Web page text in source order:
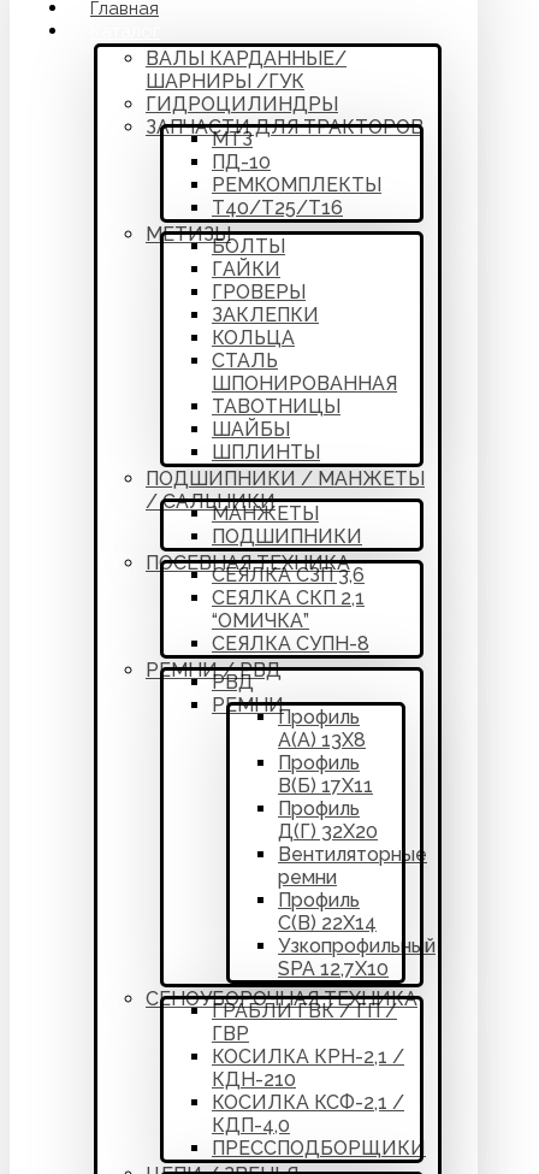
Главная
ВАЛЫ КАРДАННЫЕ/
ШАРНИРЫ /ГУК
ГИДРОЦИЛИНДРЫ
ЗАПЧАСТИ ДЛЯ ТРАКТОРОВ
МТЗ
ПД-10
РЕМКОМПЛЕКТЫ
Т40/Т25/Т16
МЕТИЗЫ
БОЛТЫ
ГАЙКИ
ГРОВЕРЫ
ЗАКЛЕПКИ
КОЛЬЦА
СТАЛЬ
ШПОНИРОВАННАЯ
ТАВОТНИЦЫ
ШАЙБЫ
ШПЛИНТЫ
ПОДШИПНИКИ / МАНЖЕТЫ
/ САЛЬНИКИ
МАНЖЕТЫ
ПОДШИПНИКИ
ПОСЕВНАЯ ТЕХНИКА
СЕЯЛКА СЗП 3,6
СЕЯЛКА СКП 2,1
“ОМИЧКА”
СЕЯЛКА СУПН-8
РЕМНИ / РВД
РВД
РЕМНИ
Профиль
А(А) 13Х8
Профиль
В(Б) 17Х11
Профиль
Д(Г) 32Х20
Вентиляторные
ремни
Профиль
С(В) 22Х14
Узкопрофильный
SPA 12,7Х10
СЕНОУБОРОЧНАЯ ТЕХНИКА
ГРАБЛИ ГВК / ГП /
ГВР
КОСИЛКА КРН-2,1 /
КДН-210
КОСИЛКА КСФ-2,1 /
КДП-4,0
ПРЕССПОДБОРЩИКИ